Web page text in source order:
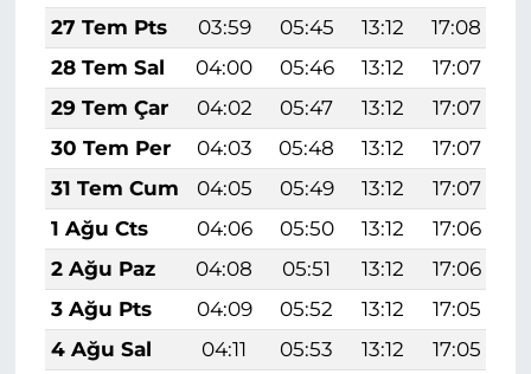
27 Tem Pts
03:59 05:45 13:12 17:08
28 Tem Sal
04:00 05:46 13:12 17:07
29 Tem Çar
04:02 05:47 13:12 17:07
30 Tem Per
04:03 05:48 13:12 17:07
31 Tem Cum
04:05 05:49 13:12 17:07
1 Ağu Cts
04:06 05:50 13:12 17:06
2 Ağu Paz
04:08 05:51 13:12 17:06
3 Ağu Pts
04:09 05:52 13:12 17:05
4 Ağu Sal
04:11 05:53 13:12 17:05